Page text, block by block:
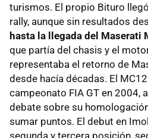
turismos. El propio Bituro
rally, aunque sin resultados
hasta la llegada del Maserati
que partía del chasis y el
representaba el retorno de
desde hacía décadas. El
campeonato FIA GT en 2004,
debate sobre su
sumar puntos. El debut en